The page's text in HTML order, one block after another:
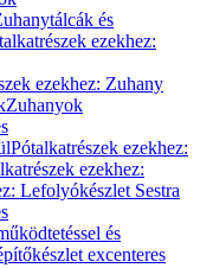
és
ezekhez:
ezekhez: Zuhany
Zuhanyok
Pótalkatrészek ezekhez:
ezekhez:
Lefolyókészlet Sestra
és
excenteres